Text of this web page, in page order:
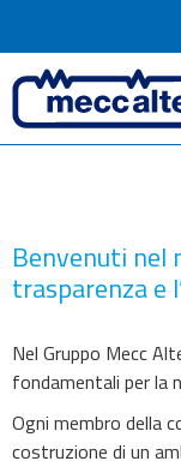
Benvenuti nel
trasparenza e
Nel Gruppo Mecc
fondamentali per la
Ogni membro della
costruzione di un